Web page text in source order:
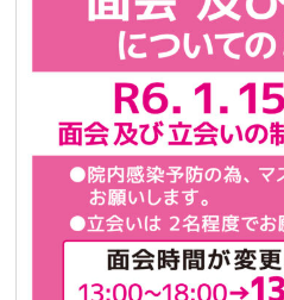
私たちの目
アクセス
研修体制
採用情報
診察の